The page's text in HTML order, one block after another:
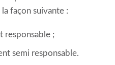
façon suivante :
responsable ;
semi responsable.